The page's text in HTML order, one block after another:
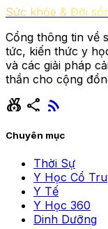
Sức khỏe & Đời
Cổng thông tin về
tức, kiến thức y
và các giải pháp
thần cho cộng
social_leaderboard share rss_feed
Chuyên mục
Thời Sự
Y Học Cổ
Y Tế
Y Học 360
Dinh Dưỡng